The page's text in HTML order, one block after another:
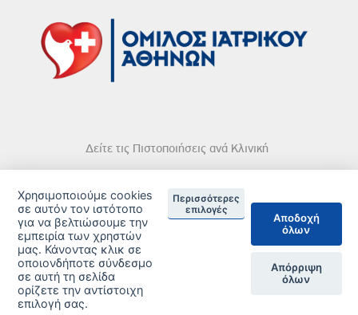
Δείτε τις Πιστοποιήσεις ανά Κλινική
© 2026 Copyright © Iatriko.gr | Powered by Aboutnet
Χρησιμοποιούμε cookies
σε αυτόν τον ιστότοπο
για να βελτιώσουμε την
εμπειρία των χρηστών
μας. Κάνοντας κλικ σε
οποιονδήποτε σύνδεσμο
σε αυτή τη σελίδα
ορίζετε την αντίστοιχη
επιλογή σας.
Περισσότερες
επιλογές
Αποδοχή
όλων
Απόρριψη
όλων